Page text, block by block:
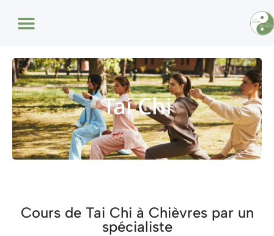
Tai Chi
Cours de Tai Chi à Chièvres par un
spécialiste